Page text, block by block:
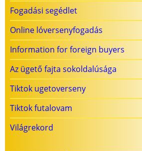
Fogadási segédlet
Online lóversenyfogadás
Information for foreign buyers
Az ügető fajta sokoldalúsága
Tiktok ugetoverseny
Tiktok futalovam
Világrekord